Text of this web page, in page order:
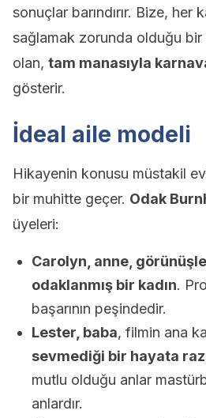
sonuçlar barındırır. Bize, her
sağlamak zorunda olduğu
olan, tam manasıyla
gösterir.
İdeal aile modeli
Hikayenin konusu müstakil
bir muhitte geçer. Odak
üyeleri:
Carolyn, anne,
odaklanmış bir kadın.
başarının peşindedir.
Lester, baba, filmin ana
sevmediği bir hayata
mutlu olduğu anlar
anlardır.